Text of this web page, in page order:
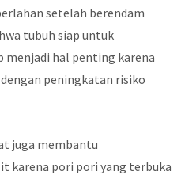
setelah berendam
tubuh siap untuk
menjadi hal penting karena
peningkatan risiko
juga membantu
karena pori pori yang terbuka